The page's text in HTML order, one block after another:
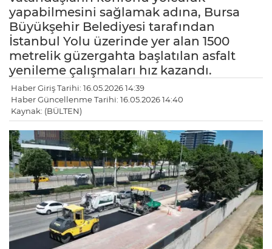
yapabilmesini sağlamak adına, Bursa
Büyükşehir Belediyesi tarafından
İstanbul Yolu üzerinde yer alan 1500
metrelik güzergahta başlatılan asfalt
yenileme çalışmaları hız kazandı.
Haber Giriş Tarihi: 16.05.2026 14:39
Haber Güncellenme Tarihi: 16.05.2026 14:40
Kaynak: (BÜLTEN)